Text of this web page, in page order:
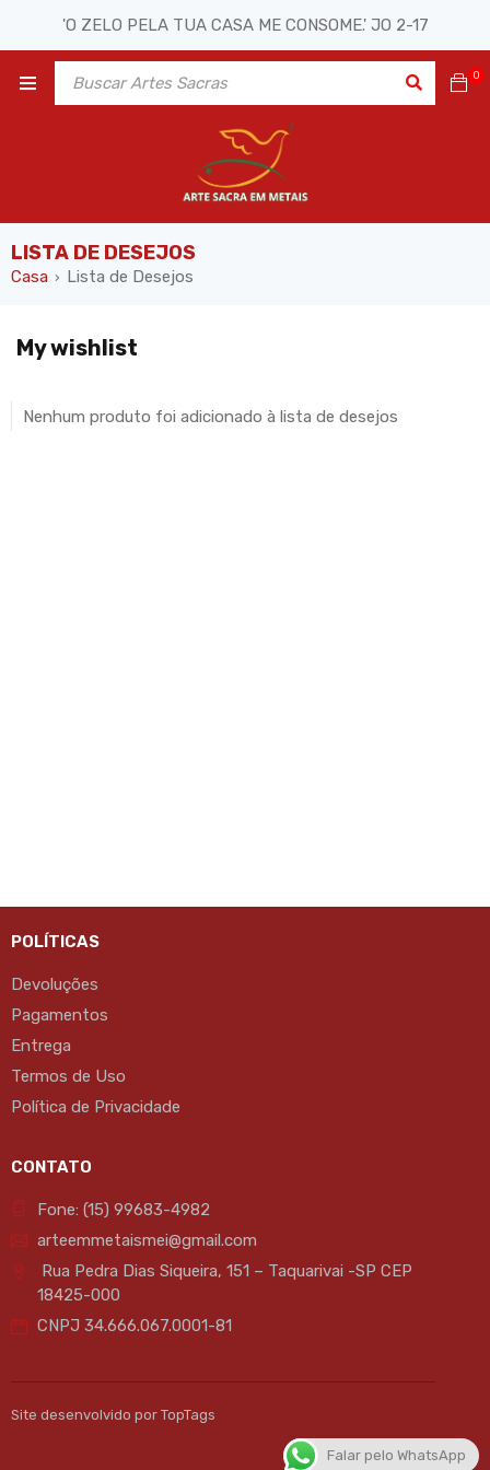
'O ZELO PELA TUA CASA ME CONSOME.' JO 2-17
0
LISTA DE DESEJOS
Casa › Lista de Desejos
My wishlist
Nenhum produto foi adicionado à lista de desejos
POLÍTICAS
Devoluções
Pagamentos
Entrega
Termos de Uso
Política de Privacidade
CONTATO
Fone: (15) 99683-4982
arteemmetaismei@gmail.com
Rua Pedra Dias Siqueira, 151 – Taquarivai -SP CEP
18425-000
CNPJ 34.666.067.0001-81
Site desenvolvido por TopTags
Falar pelo WhatsApp